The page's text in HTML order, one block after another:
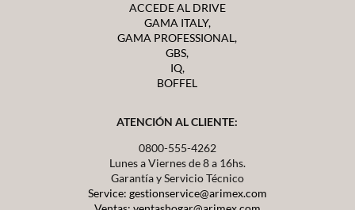
ACCEDE AL DRIVE
GAMA ITALY,
GAMA PROFESSIONAL,
GBS,
IQ,
BOFFEL
ATENCIÓN AL CLIENTE:
0800-555-4262
Lunes a Viernes de 8 a 16hs.
Garantía y Servicio Técnico
Service: gestionservice@arimex.com